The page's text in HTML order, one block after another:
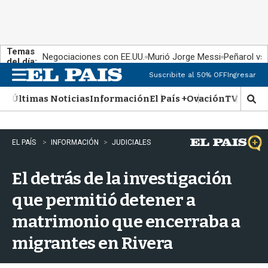
Temas
del día: Negociaciones con EE.UU. Murió Jorge Messi Peñarol
n
u
Suscribite al 50% OFFIngresar
Últimas NoticiasInformaciónEl País +OvaciónTV Show
M
o
s
t
r
EL PAÍS INFORMACIÓN JUDICIALES
El detrás de la investigación
que permitió detener a
matrimonio que encerraba a
migrantes en Rivera